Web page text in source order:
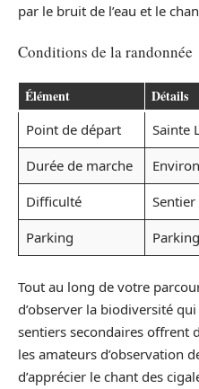
par le bruit de l’eau et le
Conditions de la randonnée
Élément Détails
Point de départ
Sainte
Durée de marche
Difficulté
Parking
Tout au long de votre
d’observer la biodiversité
sentiers secondaires offrent
les amateurs d’observation
d’apprécier le chant des